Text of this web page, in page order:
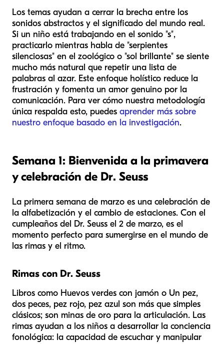
Los temas ayudan a cerrar la brecha entre los
sonidos abstractos y el significado del mundo real.
Si un niño está trabajando en el sonido "s",
practicarlo mientras habla de "serpientes
silenciosas" en el zoológico o "sol brillante" se siente
mucho más natural que repetir una lista de
palabras al azar. Este enfoque holístico reduce la
frustración y fomenta un amor genuino por la
comunicación. Para ver cómo nuestra metodología
única respalda esto, puedes aprender más sobre
nuestro enfoque basado en la investigación.
Semana 1: Bienvenida a la primavera
y celebración de Dr. Seuss
La primera semana de marzo es una celebración de
la alfabetización y el cambio de estaciones. Con el
cumpleaños del Dr. Seuss el 2 de marzo, es el
momento perfecto para sumergirse en el mundo de
las rimas y el ritmo.
Rimas con Dr. Seuss
Libros como Huevos verdes con jamón o Un pez,
dos peces, pez rojo, pez azul son más que simples
clásicos; son minas de oro para la articulación. Las
rimas ayudan a los niños a desarrollar la conciencia
fonológica: la capacidad de escuchar y manipular